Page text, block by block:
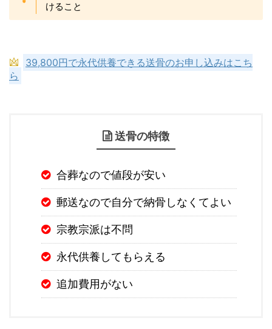
けること
39,800円で永代供養できる送骨のお申し込みはこち
ら
送骨の特徴
合葬なので値段が安い
郵送なので自分で納骨しなくてよい
宗教宗派は不問
永代供養してもらえる
追加費用がない